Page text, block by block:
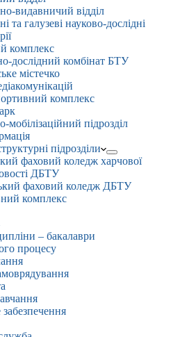
видавничий відділ
та галузеві науково-дослідні
комплекс
дослідний комбінат БТУ
містечко
комплекс
мобілізаційний підрозділ
підрозділи
фаховий коледж харчової
ДБТУ
фаховий коледж ДБТУ
комплекс
– бакалаври
процесу